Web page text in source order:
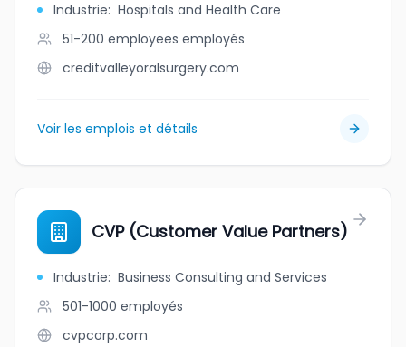
Industrie: Hospitals and Health Care
51-200 employees employés
creditvalleyoralsurgery.com
Voir les emplois et détails
CVP (Customer Value Partners)
Industrie: Business Consulting and Services
501-1000 employés
cvpcorp.com